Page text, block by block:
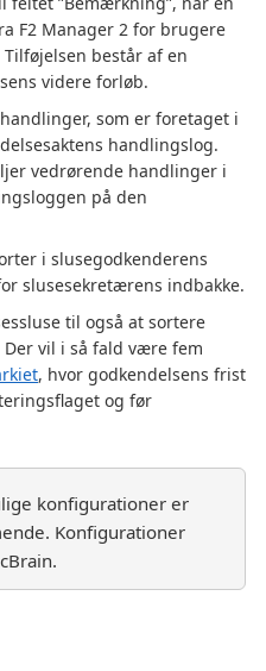
F2 Manager 2 for brugere
består af en
videre forløb.
som er foretaget i
handlingslog.
vedrørende handlinger i
på den
i slusegodkenderens
slusesekretærens indbakke.
til også at sortere
vil i så fald være fem
, hvor godkendelsens frist
og før
konfigurationer er
Konfigurationer